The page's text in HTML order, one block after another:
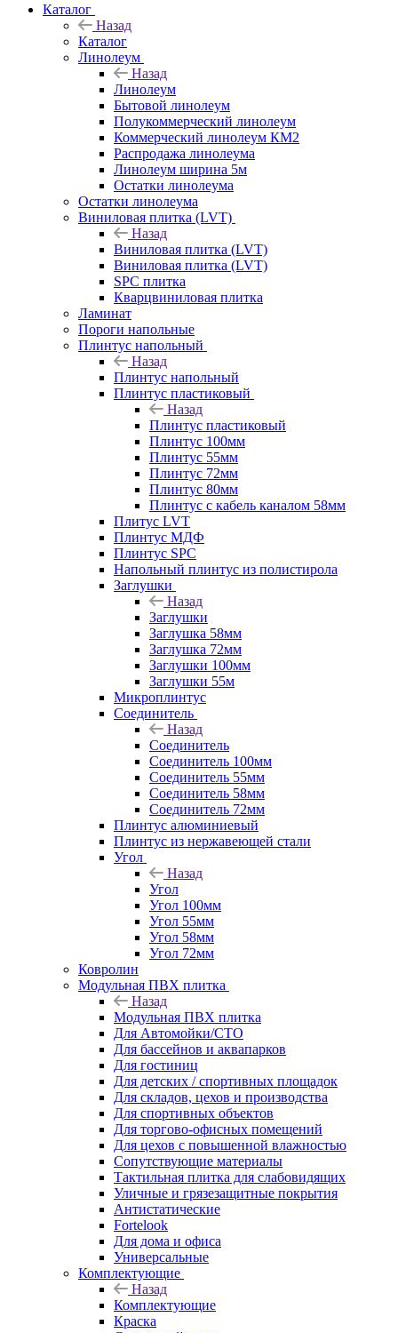
Каталог
Назад
Каталог
Линолеум
Назад
Линолеум
Бытовой линолеум
Полукоммерческий линолеум
Коммерческий линолеум КМ2
Распродажа линолеума
Линолеум ширина 5м
Остатки линолеума
Остатки линолеума
Виниловая плитка (LVT)
Назад
Виниловая плитка (LVT)
Виниловая плитка (LVT)
SPC плитка
Кварцвиниловая плитка
Ламинат
Пороги напольные
Плинтус напольный
Назад
Плинтус напольный
Плинтус пластиковый
Назад
Плинтус пластиковый
Плинтус 100мм
Плинтус 55мм
Плинтус 72мм
Плинтус 80мм
Плинтус с кабель каналом 58мм
Плитус LVT
Плинтус МДФ
Плинтус SPC
Напольный плинтус из полистирола
Заглушки
Назад
Заглушки
Заглушка 58мм
Заглушка 72мм
Заглушки 100мм
Заглушки 55м
Микроплинтус
Соединитель
Назад
Соединитель
Соединитель 100мм
Соединитель 55мм
Соединитель 58мм
Соединитель 72мм
Плинтус алюминиевый
Плинтус из нержавеющей стали
Угол
Назад
Угол
Угол 100мм
Угол 55мм
Угол 58мм
Угол 72мм
Ковролин
Модульная ПВХ плитка
Назад
Модульная ПВХ плитка
Для Автомойки/СТО
Для бассейнов и аквапарков
Для гостиниц
Для детских / спортивных площадок
Для складов, цехов и производства
Для спортивных объектов
Для торгово-офисных помещений
Для цехов с повышенной влажностью
Сопутствующие материалы
Тактильная плитка для слабовидящих
Уличные и грязезащитные покрытия
Антистатические
Fortelook
Для дома и офиса
Универсальные
Комплектующие
Назад
Комплектующие
Краска